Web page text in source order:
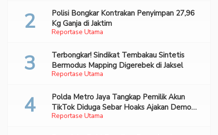
Reportase Utama
Polisi Bongkar Kontrakan Penyimpan 27,96
Kg Ganja di Jaktim
Reportase Utama
Terbongkar! Sindikat Tembakau Sintetis
Bermodus Mapping Digerebek di Jaksel
Reportase Utama
Polda Metro Jaya Tangkap Pemilik Akun
TikTok Diduga Sebar Hoaks Ajakan Demo
Turunkan Prabowo-Gibran